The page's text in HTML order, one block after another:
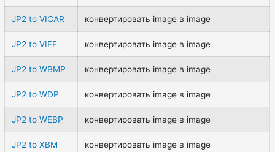
JP2 to VICAR конвертировать image в image
JP2 to VIFF конвертировать image в image
JP2 to WBMP конвертировать image в image
JP2 to WDP конвертировать image в image
JP2 to WEBP конвертировать image в image
JP2 to XBM конвертировать image в image